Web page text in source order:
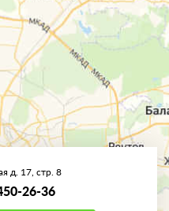
д. 17, стр. 8
26-36